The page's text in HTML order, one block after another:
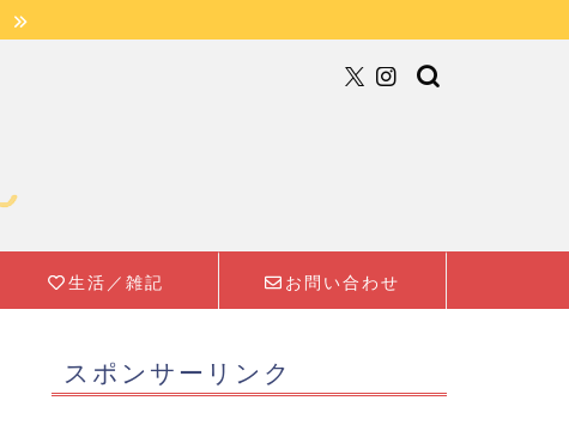
生活／雑記 お問い合わせ
スポンサーリンク